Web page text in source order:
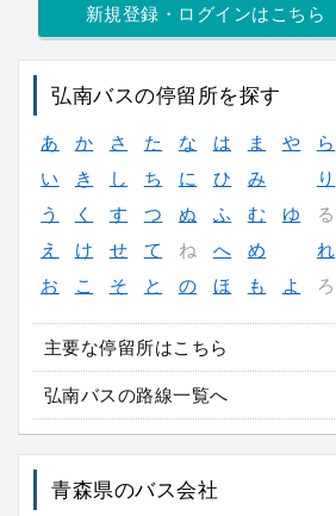
新規登録・ログインはこちら
弘南バスの停留所を探す
あ か さ た な は ま や ら
い
き し ち に ひ み
り
う
く す つ ぬ ふ む ゆ
る
え
け せ て ね へ め
れ
お
こ そ と の ほ も よ ろ
主要な停留所はこちら
弘南バスの路線一覧へ
青森県のバス会社